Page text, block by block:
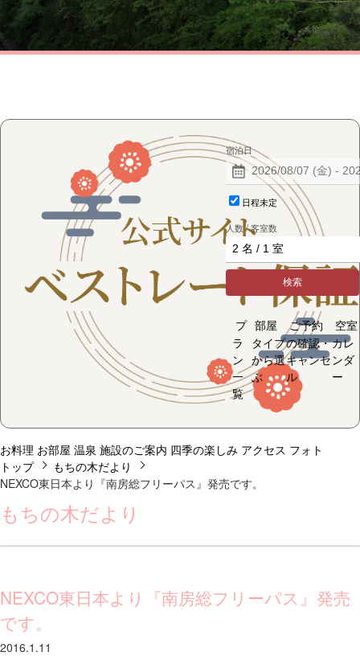
宿泊日
日程未定
人数 / 客室数
検索
プ
ラ
ン
一
覧
部屋
タイプ
から選
ぶ
ご予約
の確認・
キャンセ
ル
空室
カレ
ンダ
ー
お料理 お部屋 温泉 施設のご案内 四季の楽しみ アクセス フォト
トップ
もちの木だより
NEXCO東日本より『南房総フリーパス』発売です。
もちの木だより
NEXCO東日本より『南房総フリーパス』発売
です。
2016.1.11